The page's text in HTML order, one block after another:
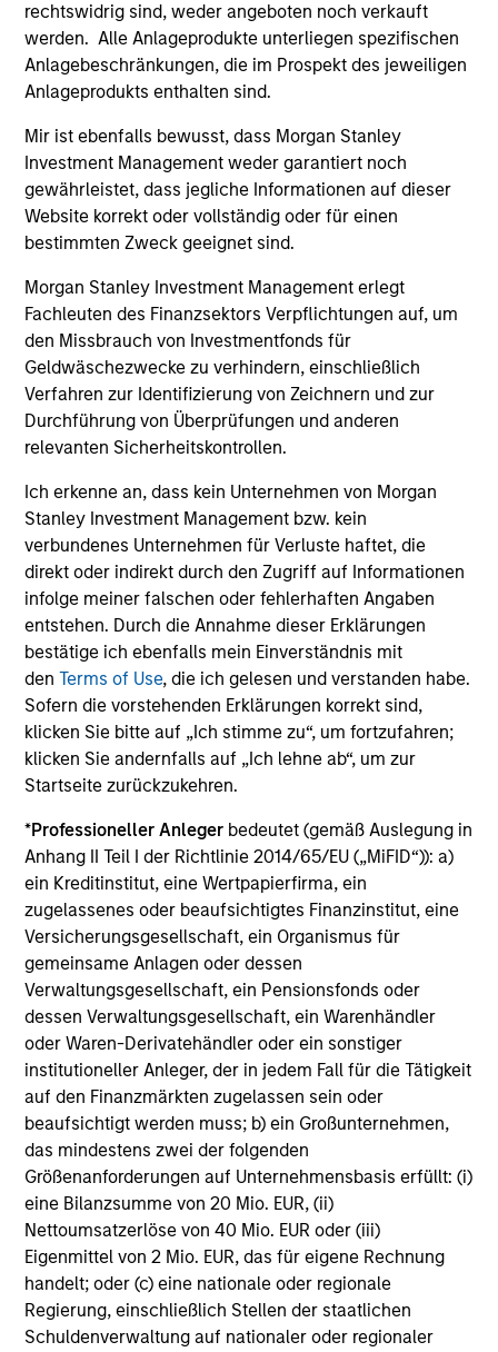
rechtswidrig sind, weder angeboten noch verkauft
werden. Alle Anlageprodukte unterliegen spezifischen
Anlagebeschränkungen, die im Prospekt des jeweiligen
Anlageprodukts enthalten sind.
Mir ist ebenfalls bewusst, dass Morgan Stanley
Investment Management weder garantiert noch
gewährleistet, dass jegliche Informationen auf dieser
Website korrekt oder vollständig oder für einen
bestimmten Zweck geeignet sind.
Morgan Stanley Investment Management erlegt
Fachleuten des Finanzsektors Verpflichtungen auf, um
den Missbrauch von Investmentfonds für
Geldwäschezwecke zu verhindern, einschließlich
Verfahren zur Identifizierung von Zeichnern und zur
Durchführung von Überprüfungen und anderen
relevanten Sicherheitskontrollen.
Ich erkenne an, dass kein Unternehmen von Morgan
Stanley Investment Management bzw. kein
verbundenes Unternehmen für Verluste haftet, die
direkt oder indirekt durch den Zugriff auf Informationen
infolge meiner falschen oder fehlerhaften Angaben
entstehen. Durch die Annahme dieser Erklärungen
bestätige ich ebenfalls mein Einverständnis mit
denTerms of Use, die ich gelesen und verstanden habe.
Sofern die vorstehenden Erklärungen korrekt sind,
klicken Sie bitte auf „Ich stimme zu“, um fortzufahren;
klicken Sie andernfalls auf „Ich lehne ab“, um zur
Startseite zurückzukehren.
*Professioneller Anleger bedeutet (gemäß Auslegung in
Anhang II Teil I der Richtlinie 2014/65/EU („MiFID“)): a)
ein Kreditinstitut, eine Wertpapierfirma, ein
zugelassenes oder beaufsichtigtes Finanzinstitut, eine
Versicherungsgesellschaft, ein Organismus für
gemeinsame Anlagen oder dessen
Verwaltungsgesellschaft, ein Pensionsfonds oder
dessen Verwaltungsgesellschaft, ein Warenhändler
oder Waren-Derivatehändler oder ein sonstiger
institutioneller Anleger, der in jedem Fall für die Tätigkeit
auf den Finanzmärkten zugelassen sein oder
beaufsichtigt werden muss; b) ein Großunternehmen,
das mindestens zwei der folgenden
Größenanforderungen auf Unternehmensbasis erfüllt: (i)
eine Bilanzsumme von 20 Mio. EUR, (ii)
Nettoumsatzerlöse von 40 Mio. EUR oder (iii)
Eigenmittel von 2 Mio. EUR, das für eigene Rechnung
handelt; oder (c) eine nationale oder regionale
Regierung, einschließlich Stellen der staatlichen
Schuldenverwaltung auf nationaler oder regionaler
ISIN: LU0603408385
Emerging Markets Corporate Debt Fund
Investment Team:Emerging Markets Debt Team
Factsheet Factsheet (DE)
Kommentar
Wesentliche
Anlegerinformationen
Wegweiser zur
Fonds-Abwicklung
ISIN: LU0360479504
Emerging Markets Debt Fund
Investment Team:Emerging Markets Debt Team
Share Class:Z
Factsheet Factsheet (DE)
Kommentar
Wesentliche
Anlegerinformationen
(KID)
Wegweiser zur
Fonds-Abwicklung
ISIN: LU2607332140
Emerging Markets Debt Opportunities Fund
Investment Team:
Emerging Markets Debt Team
Factsheet
Factsheet (DE)
Commentary (DE)
Commentary (EN)
Wesentliche
Anlegerinformationen
(KID)
Wegweiser zur
Fonds-Abwicklung
ISIN: LU2607189599
Emerging Markets Local Income Fund
Investment Team:Emerging Markets Debt Team
Share Class:Z
Factsheet Factsheet (DE)
Kommentar
Wesentliche
Anlegerinformationen
(KID)
Wegweiser zur
Fonds-Abwicklung